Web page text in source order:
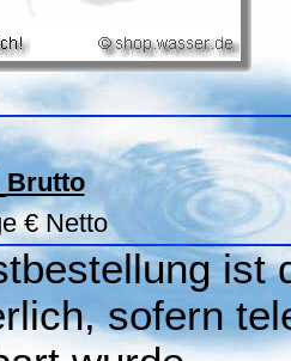
Brutto
€ Netto
ist
sofern